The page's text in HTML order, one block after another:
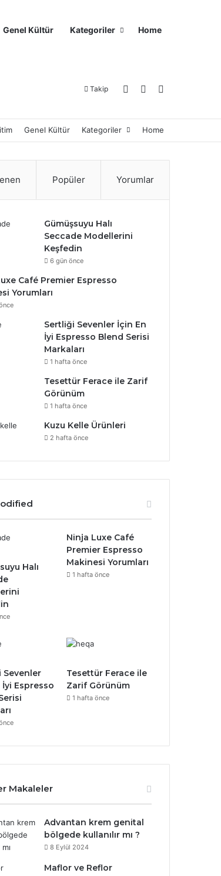
Genel Kültür Kategoriler Home
Takip Kayıt OlKenar Bölmesi
Genel Kültür Kategoriler Home
Popüler Yorumlar
Gümüşsuyu Halı
Seccade Modellerini
Keşfedin
6 gün önce
Café Premier Espresso
Yorumları
Sertliği Sevenler İçin En
İyi Espresso Blend Serisi
Markaları
1 hafta önce
Tesettür Ferace ile Zarif
Görünüm
1 hafta önce
Kuzu Kelle Ürünleri
2 hafta önce
Halı
Ninja Luxe Café
Premier Espresso
Makinesi Yorumları
1 hafta önce
Sevenler
İyi Espresso
Tesettür Ferace ile
Zarif Görünüm
1 hafta önce
Makaleler
Advantan krem genital
bölgede kullanılır mı ?
8 Eylül 2024
Maflor ve Reflor